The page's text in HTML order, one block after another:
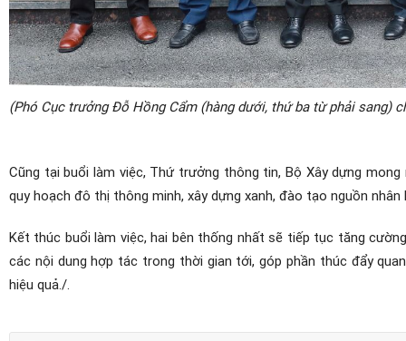
(Phó Cục trưởng Đỗ Hồng Cẩm (hàng dưới, thứ ba từ phải sang)
Cũng tại buổi làm việc, Thứ trưởng thông tin, Bộ Xây dựng
quy hoạch đô thị thông minh, xây dựng xanh, đào tạo nguồn
Kết thúc buổi làm việc, hai bên thống nhất sẽ tiếp tục tăng
các nội dung hợp tác trong thời gian tới, góp phần thúc đẩy
hiệu quả./.